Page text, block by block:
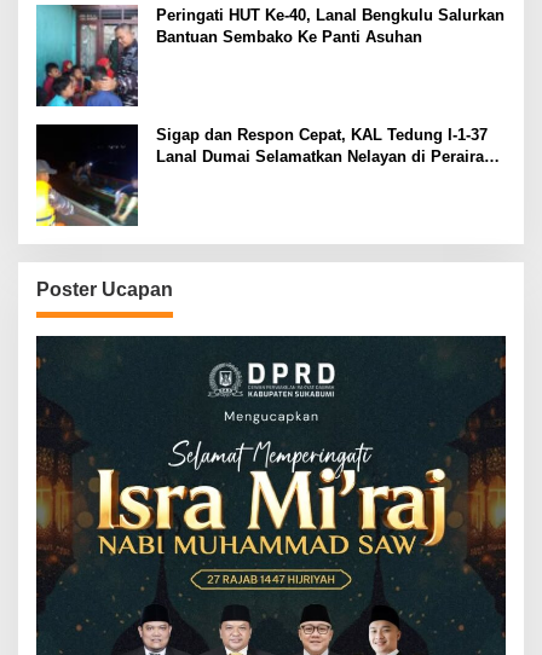
Peringati HUT Ke-40, Lanal Bengkulu Salurkan
Bantuan Sembako Ke Panti Asuhan
Sigap dan Respon Cepat, KAL Tedung I-1-37
Lanal Dumai Selamatkan Nelayan di Perairan
Poster Ucapan